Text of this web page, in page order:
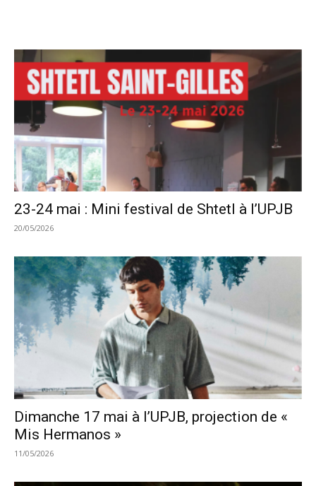
23-24 mai : Mini festival de Shtetl à l’UPJB
20/05/2026
Dimanche 17 mai à l’UPJB, projection de «
Mis Hermanos »
11/05/2026